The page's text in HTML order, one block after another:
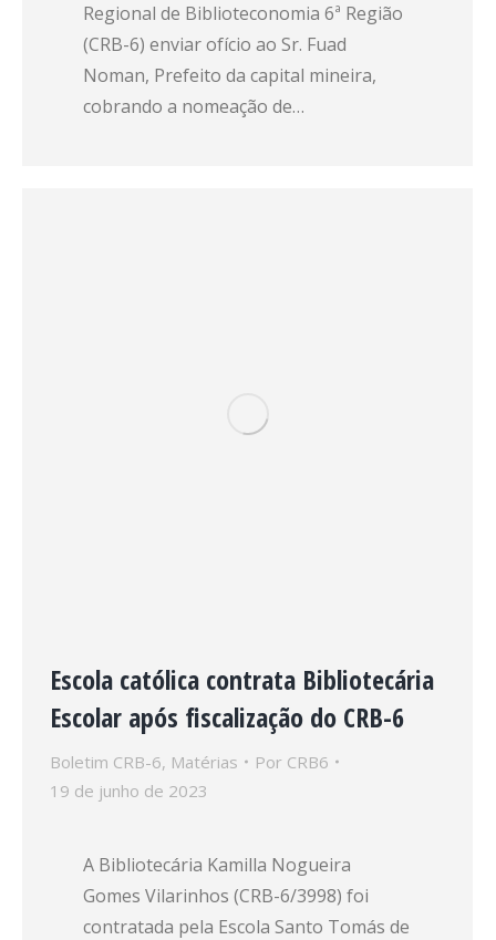
Regional de Biblioteconomia 6ª Região
(CRB-6) enviar ofício ao Sr. Fuad
Noman, Prefeito da capital mineira,
cobrando a nomeação de…
Escola católica contrata Bibliotecária
Escolar após fiscalização do CRB-6
Boletim CRB-6, Matérias Por CRB6
19 de junho de 2023
A Bibliotecária Kamilla Nogueira
Gomes Vilarinhos (CRB-6/3998) foi
contratada pela Escola Santo Tomás de